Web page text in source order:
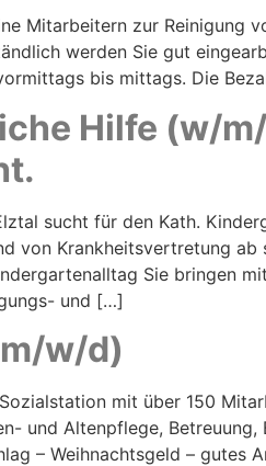
Mitarbeitern zur Reinigung
werden Sie gut
bis mittags. Die
Hilfe (w/
sucht für den Kath.
von Krankheitsvertretung
Sie bringen
und […]
w/d)
mit über 150
und Altenpflege,
– Weihnachtsgeld –